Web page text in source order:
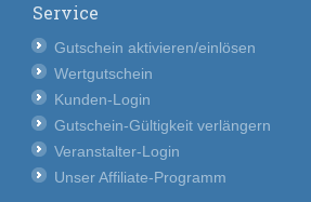
Service
Gutschein aktivieren/einlösen
Wertgutschein
Kunden-Login
Gutschein-Gültigkeit verlängern
Veranstalter-Login
Unser Affiliate-Programm